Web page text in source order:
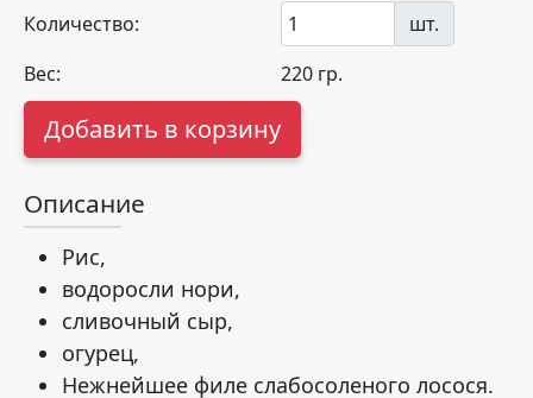
Количество:
шт.
Вес:
220 гр.
Добавить в корзину
Описание
Рис,
водоросли нори,
сливочный сыр,
огурец,
Нежнейшее филе слабосоленого лосося.